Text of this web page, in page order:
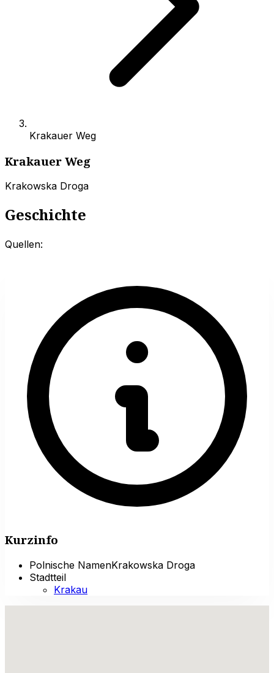
Krakauer Weg
Krakauer Weg
Krakowska Droga
Geschichte
Quellen:
Kurzinfo
Polnische NamenKrakowska Droga
Stadtteil
Krakau